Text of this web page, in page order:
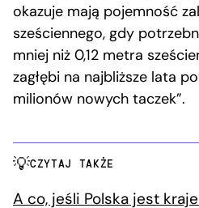
okazuje mają pojemność
sześciennego, gdy
mniej niż 0,12 metra
zagłębi na najbliższe lata
milionów nowych taczek”.
CZYTAJ TAKŻE
A co, jeśli Polska jest